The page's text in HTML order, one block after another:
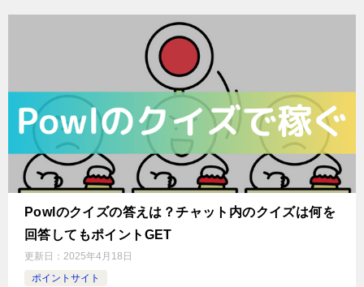
Powlのクイズの答えは？チャット内のクイズは何を
回答してもポイントGET
更新日： 2025年4月18日
ポイントサイト